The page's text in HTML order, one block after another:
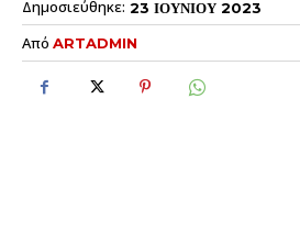
Δημοσιεύθηκε: 23 ΙΟΥΝΙΟΥ 2023
Από ARTADMIN